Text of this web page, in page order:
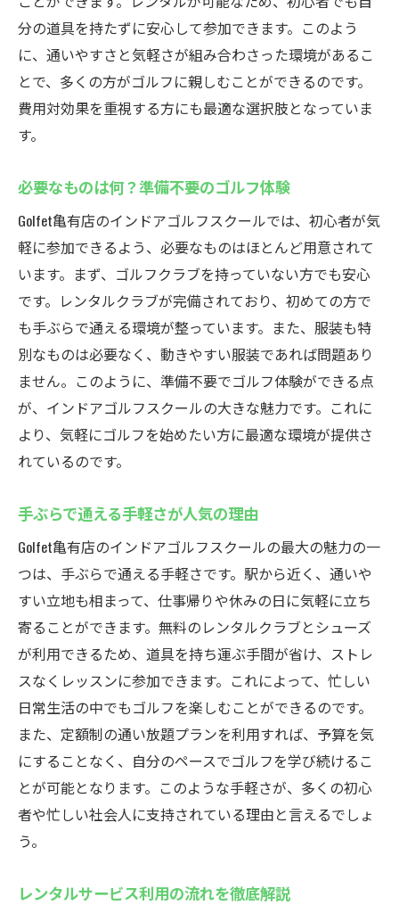
分の道具を持たずに安心して参加できます。このよう
に、通いやすさと気軽さが組み合わさった環境があるこ
とで、多くの方がゴルフに親しむことができるのです。
費用対効果を重視する方にも最適な選択肢となっていま
す。
必要なものは何？準備不要のゴルフ体験
Golfet亀有店のインドアゴルフスクールでは、初心者が気
軽に参加できるよう、必要なものはほとんど用意されて
います。まず、ゴルフクラブを持っていない方でも安心
です。レンタルクラブが完備されており、初めての方で
も手ぶらで通える環境が整っています。また、服装も特
別なものは必要なく、動きやすい服装であれば問題あり
ません。このように、準備不要でゴルフ体験ができる点
が、インドアゴルフスクールの大きな魅力です。これに
より、気軽にゴルフを始めたい方に最適な環境が提供さ
れているのです。
手ぶらで通える手軽さが人気の理由
Golfet亀有店のインドアゴルフスクールの最大の魅力の一
つは、手ぶらで通える手軽さです。駅から近く、通いや
すい立地も相まって、仕事帰りや休みの日に気軽に立ち
寄ることができます。無料のレンタルクラブとシューズ
が利用できるため、道具を持ち運ぶ手間が省け、ストレ
スなくレッスンに参加できます。これによって、忙しい
日常生活の中でもゴルフを楽しむことができるのです。
また、定額制の通い放題プランを利用すれば、予算を気
にすることなく、自分のペースでゴルフを学び続けるこ
とが可能となります。このような手軽さが、多くの初心
者や忙しい社会人に支持されている理由と言えるでしょ
う。
レンタルサービス利用の流れを徹底解説